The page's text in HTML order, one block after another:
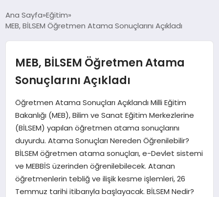
YAŞAM
SPOR
EKONOMI
DÜNYA
MAGAZIN
EĞITIM
SAĞLIK
Ana Sayfa Eğitim
MEB, BİLSEM Öğretmen Atama Sonuçlarını Açıkladı
MEB, BİLSEM Öğretmen Atama
Sonuçlarını Açıkladı
Öğretmen Atama Sonuçları Açıklandı Milli Eğitim
Bakanlığı (MEB), Bilim ve Sanat Eğitim Merkezlerine
(BİLSEM) yapılan öğretmen atama sonuçlarını
duyurdu. Atama Sonuçları Nereden Öğrenilebilir?
BİLSEM öğretmen atama sonuçları, e-Devlet sistemi
ve MEBBİS üzerinden öğrenilebilecek. Atanan
öğretmenlerin tebliğ ve ilişik kesme işlemleri, 26
Temmuz tarihi itibarıyla başlayacak. BİLSEM Nedir?